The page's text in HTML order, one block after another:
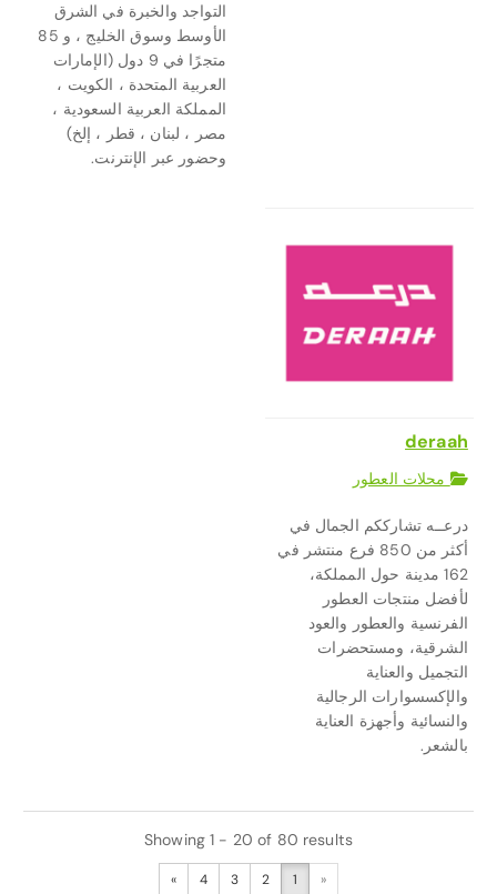
التواجد والخبرة في الشرق
الأوسط وسوق الخليج ، و 85
متجرًا في 9 دول (الإمارات
العربية المتحدة ، الكويت ،
المملكة العربية السعودية ،
مصر ، لبنان ، قطر ، إلخ)
وحضور عبر الإنترنت.
deraah
محلات العطور
درعــه تشارككم الجمال في
أكثر من 850 فرع منتشر في
162 مدينة حول المملكة،
لأفضل منتجات العطور
الفرنسية والعطور والعود
الشرقية، ومستحضرات
التجميل والعناية
والإكسسوارات الرجالية
والنسائية وأجهزة العناية
بالشعر.
Showing 1 - 20 of 80 results
«
1
2
3
4
»